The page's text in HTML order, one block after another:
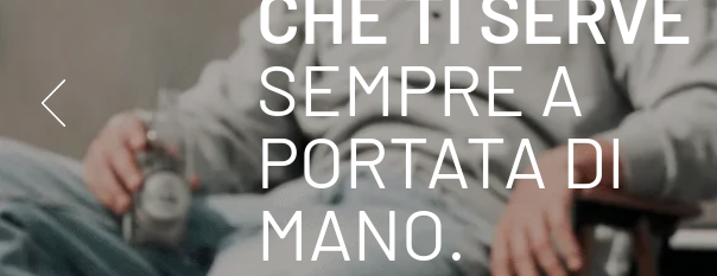
SEMPRE A
PORTATA DI
MANO.